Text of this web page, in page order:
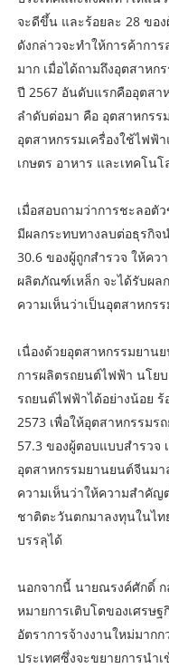
จะดีขึ้น และร้อยละ 28 ขอ
ดังกล่าวจะทำให้การค้ากา
มาก เมื่อได้ถามถึงอุตสาห
ปี 2567 อันดับแรกคืออุตสา
ลำดับต่อมา คือ อุตสาหกร
อุตสาหกรรมเครื่องใช้ไฟฟ้
เกษตร อาหาร และเทคโน
เมื่อสอบถามว่าการชะลอตั
มีผลกระทบทางลบต่อธุรกิจ
30.6 ของผู้ถูกสำรวจ ให้คว
ผลิตภัณฑ์เหล็ก จะได้รับผล
ความเห็นว่าเป็นอุตสาหกรร
เนื่องด้วยอุตสาหกรรมยา
การผลิตรถยนต์ไฟฟ้า นโย
รถยนต์ไฟฟ้าได้อย่างน้อย
2573 เพื่อให้อุตสาหกรรมร
57.3 ของผู้ตอบแบบสำรวจ
อุตสาหกรรมยานยนต์จีนม
ความเห็นว่าให้ความสำคั
ชาติตะวันตกมาลงทุนในไท
บรรลุได้
นอกจากนี้ นายณรงค์ศักดิ์ ก
หมายการเติบโตของเศรษ
อัตราการจ้างงานใหม่มาก
ประเทศซึ่งจะขยายการนำ